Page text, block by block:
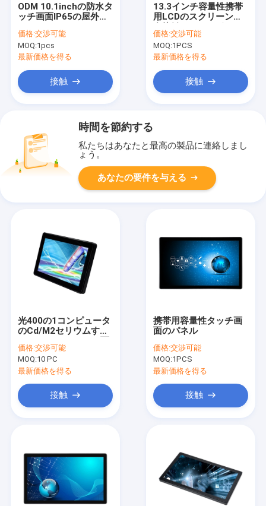
ODM 10.1inchの防水タ
ッチ画面IP65の屋外の
ニター
価格:交渉可能
MOQ:1pcs
最新価格を得る
接触
13.3インチ容量性携帯
用LCDのスクリーンの
トの
価格:交渉可能
MOQ:1PCS
最新価格を得る
接触
時間を節約する
私たちはあなたと最高の製品に連絡しまし
ょう。
あなたの要件を与える
光400の1コンピュータ
のCd/M2セリウムすべ
AIOの卓上
価格:交渉可能
MOQ:10 PC
最新価格を得る
接触
携帯用容量性タッチ画
面のパネル
価格:交渉可能
MOQ:1PCS
最新価格を得る
接触